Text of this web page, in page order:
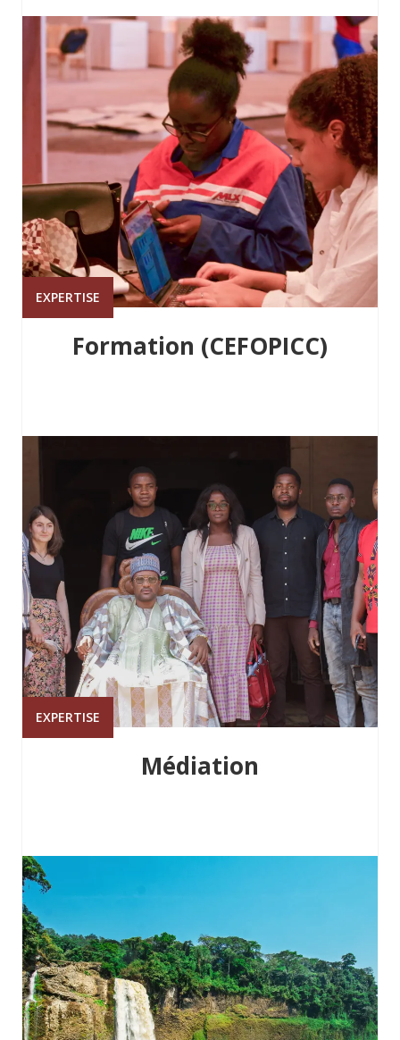
EXPERTISE
Formation (CEFOPICC)
EXPERTISE
Médiation